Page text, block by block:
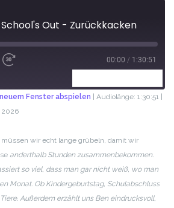
School's Out - Zurückkacken
00:00 / 1:30:51
neuem Fenster abspielen Audiolänge: 1:30:51
2026
müssen wir echt lange grübeln, damit wir
anderthalb Stunden zusammenbekommen.
so viel, dass man gar nicht weiß, wo man
Monat. Ob Kindergeburtstag, Schulabschluss
Außerdem erzählt uns Ben eindrucksvoll,